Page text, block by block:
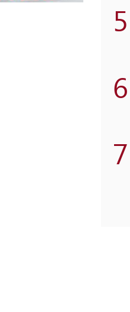
5
6
7